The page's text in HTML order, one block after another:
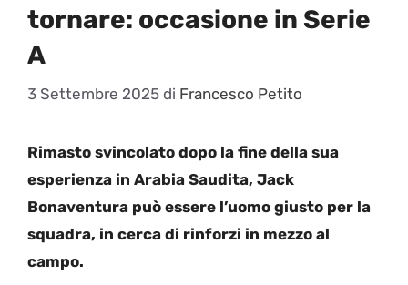
tornare: occasione in Serie
A
3 Settembre 2025 di Francesco Petito
Rimasto svincolato dopo la fine della sua
esperienza in Arabia Saudita, Jack
Bonaventura può essere l’uomo giusto per la
squadra, in cerca di rinforzi in mezzo al
campo.